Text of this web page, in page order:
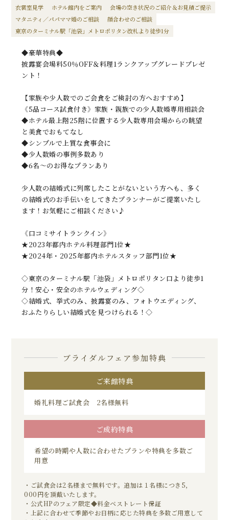
衣裳室見学
ホテル館内をご案内
会場の空き状況のご紹介＆お見積ご提示
マタニティ／パパママ婚のご相談
顔合わせのご相談
東京のターミナル駅「池袋」メトロポリタン改札より徒歩1分
◆豪華特典◆
披露宴会場料50％OFF＆料理1ランクアップグレードプレゼ
ント！
【家族や少人数でのご会食をご検討の方へおすすめ】
《5品コース試食付き》家族・親族での少人数婚専用相談会
◆ホテル最上階25階に位置する少人数専用会場からの眺望
と美食でおもてなし
◆シンプルで上質な食事会に
◆少人数婚の事例多数あり
◆6名〜のお得なプランあり
少人数の結婚式に列席したことがないという方へも、多く
の結婚式のお手伝いをしてきたプランナーがご提案いたし
ます！お気軽にご相談ください♪
《口コミサイトランクイン》
★2023年都内ホテル料理部門1位★
★2024年・2025年都内ホテルスタッフ部門1位★
◇東京のターミナル駅「池袋」メトロポリタン口より徒歩1
分！安心・安全のホテルウェディング◇
◇結婚式、挙式のみ、披露宴のみ、フォトウエディング、
おふたりらしい結婚式を見つけられる！◇
ブライダルフェア参加特典
ご来館特典
婚礼料理ご試食会 2名様無料
ご成約特典
希望の時期や人数に合わせたプランや特典を多数ご
用意
・ご試食会は2名様まで無料です。追加は１名様につき5，
000円を頂戴いたします。
・公式HPのフェア限定◆料金ベストレート保証
・上記に合わせて季節やお日柄に応じた特典を多数ご用意して